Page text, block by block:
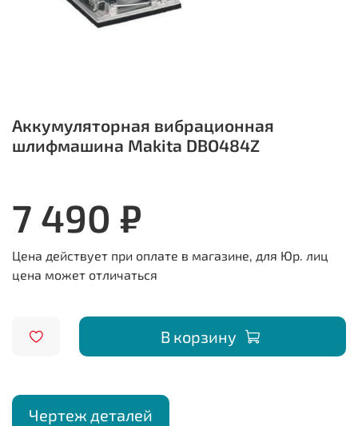
Аккумуляторная вибрационная
шлифмашина Makita DBO484Z
7 490 ₽
В корзину
Чертеж деталей